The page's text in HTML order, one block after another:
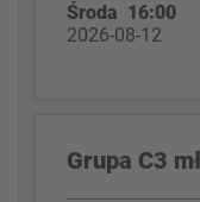
Środa 16:00
2026-08-12
Grupa C3